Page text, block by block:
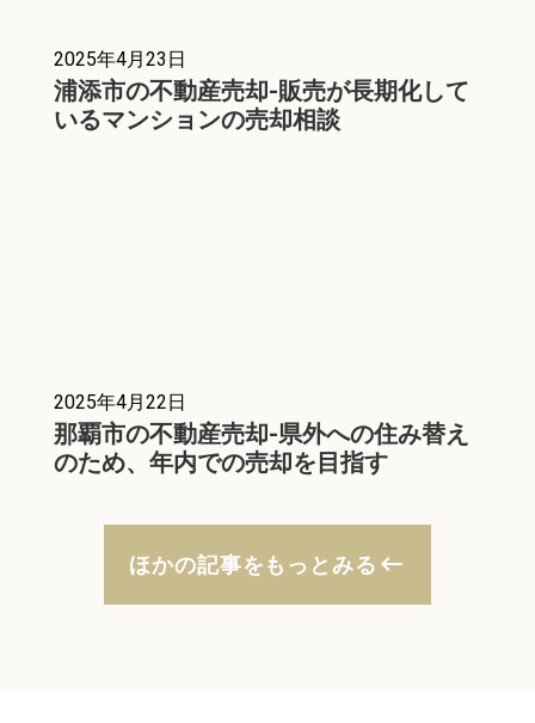
2025年4月23日
浦添市の不動産売却-販売が長期化して
いるマンションの売却相談
2025年4月22日
那覇市の不動産売却-県外への住み替え
のため、年内での売却を目指す
ほかの記事をもっとみる keyboard_backspace